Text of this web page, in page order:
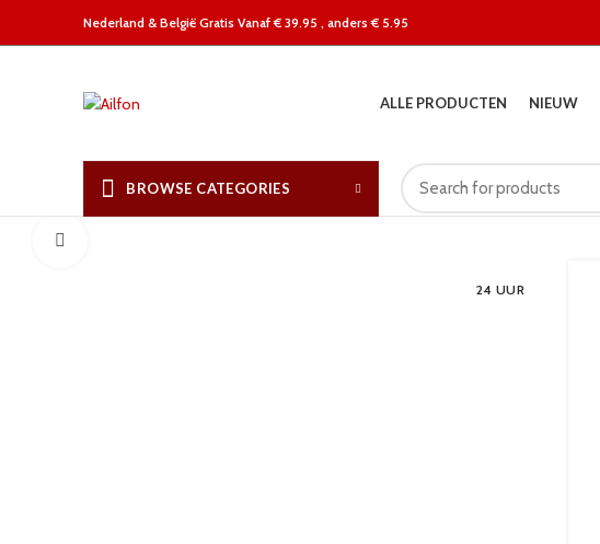
Nederland & België Gratis Vanaf € 39.95 , anders € 5.95
ALLE PRODUCTEN NIEUW
BROWSE CATEGORIES
24 UUR